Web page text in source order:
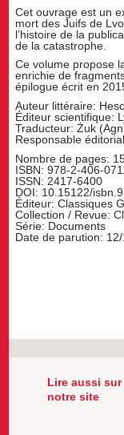
Cet ouvrage est un
mort des Juifs de
l’histoire de la
de la catastrophe.
Ce volume propose
enrichie de
épilogue écrit en
Auteur littéraire:
Éditeur scientifique:
Traducteur: Żuk
Responsable
Nombre de pages:
ISBN: 978-2-406-
ISSN: 2417-6400
DOI: 10.15122/
Éditeur: Classiques
Collection / Revue:
Série: Documents
Date de parution:
Lire aussi sur
notre site